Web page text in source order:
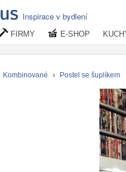
Inspirace v bydlení
FIRMY E-SHOP
Kombinované › Postel se šuplíkem